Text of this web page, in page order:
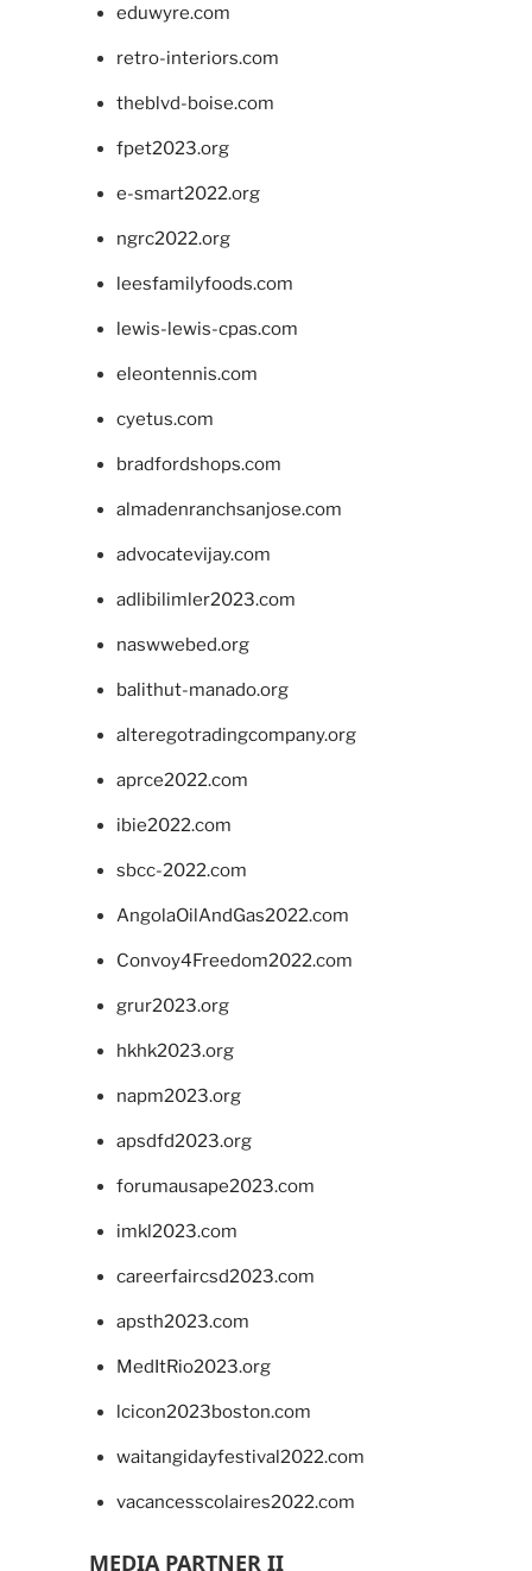
eduwyre.com
retro-interiors.com
theblvd-boise.com
fpet2023.org
e-smart2022.org
ngrc2022.org
leesfamilyfoods.com
lewis-lewis-cpas.com
eleontennis.com
cyetus.com
bradfordshops.com
almadenranchsanjose.com
advocatevijay.com
adlibilimler2023.com
naswwebed.org
balithut-manado.org
alteregotradingcompany.org
aprce2022.com
ibie2022.com
sbcc-2022.com
AngolaOilAndGas2022.com
Convoy4Freedom2022.com
grur2023.org
hkhk2023.org
napm2023.org
apsdfd2023.org
forumausape2023.com
imkl2023.com
careerfaircsd2023.com
apsth2023.com
MedItRio2023.org
lcicon2023boston.com
waitangidayfestival2022.com
vacancesscolaires2022.com
MEDIA PARTNER II